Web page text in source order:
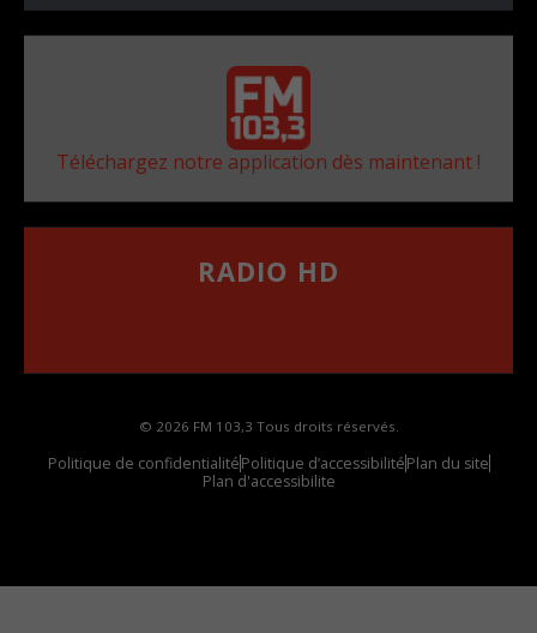
Téléchargez notre application dès maintenant !
RADIO HD
© 2026 FM 103,3 Tous droits réservés.
Politique de confidentialitéPolitique d’accessibilitéPlan du site
Plan d'accessibilite